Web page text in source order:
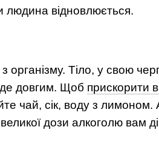
людина відновлюється.
Тіло, у свою
довгим. Щоб прискорити
чай, сік, воду з лимоном.
дози алкоголю вам